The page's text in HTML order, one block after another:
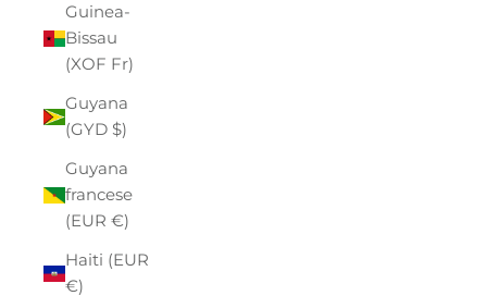
Guinea-
Bissau
(XOF Fr)
Guyana
(GYD $)
Guyana
francese
(EUR €)
Haiti (EUR
€)